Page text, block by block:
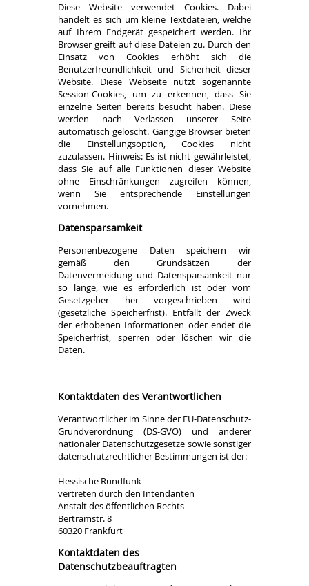
Diese Website verwendet Cookies. Dabei
handelt es sich um kleine Textdateien, welche
auf Ihrem Endgerät gespeichert werden. Ihr
Browser greift auf diese Dateien zu. Durch den
Einsatz von Cookies erhöht sich die
Benutzerfreundlichkeit und Sicherheit dieser
Website. Diese Webseite nutzt sogenannte
Session-Cookies, um zu erkennen, dass Sie
einzelne Seiten bereits besucht haben. Diese
werden nach Verlassen unserer Seite
automatisch gelöscht. Gängige Browser bieten
die Einstellungsoption, Cookies nicht
zuzulassen. Hinweis: Es ist nicht gewährleistet,
dass Sie auf alle Funktionen dieser Website
ohne Einschränkungen zugreifen können,
wenn Sie entsprechende Einstellungen
vornehmen.
Datensparsamkeit
Personenbezogene Daten speichern wir
gemäß den Grundsätzen der
Datenvermeidung und Datensparsamkeit nur
so lange, wie es erforderlich ist oder vom
Gesetzgeber her vorgeschrieben wird
(gesetzliche Speicherfrist). Entfällt der Zweck
der erhobenen Informationen oder endet die
Speicherfrist, sperren oder löschen wir die
Daten.
Kontaktdaten des Verantwortlichen
Verantwortlicher im Sinne der EU-Datenschutz-
Grundverordnung (DS-GVO) und anderer
nationaler Datenschutzgesetze sowie sonstiger
datenschutzrechtlicher Bestimmungen ist der:
Hessische Rundfunk
vertreten durch den Intendanten
Anstalt des öffentlichen Rechts
Bertramstr. 8
60320 Frankfurt
Kontaktdaten des
Datenschutzbeauftragten